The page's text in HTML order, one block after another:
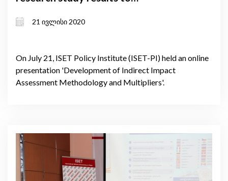
21 ივლისი 2020
On July 21, ISET Policy Institute (ISET-PI) held an online
presentation 'Development of Indirect Impact
Assessment Methodology and Multipliers'.